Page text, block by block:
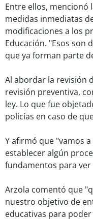
Entre ellos, mencionó
medidas inmediatas
modificaciones a los
Educación. "Esos
que ya forman parte
Al abordar la revisión
revisión preventiva,
ley. Lo que fue
policías en caso de
Y afirmó que "vamos
establecer algún
fundamentos para
Arzola comentó que
nuestro objetivo de
educativas para